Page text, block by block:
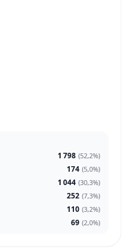
1 798 (52,2%)
174 (5,0%)
1 044 (30,3%)
252 (7,3%)
110 (3,2%)
69 (2,0%)